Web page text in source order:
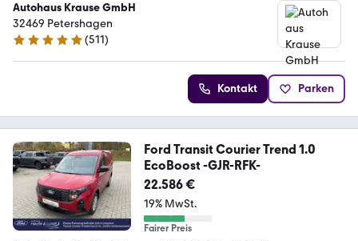
Autohaus Krause GmbH
32469 Petershagen
5 Sterne
(511)
Kontakt Parken
Ford Transit Courier Trend 1.0
EcoBoost -GJR-RFK-
22.586 €
19% MwSt.
Fairer Preis